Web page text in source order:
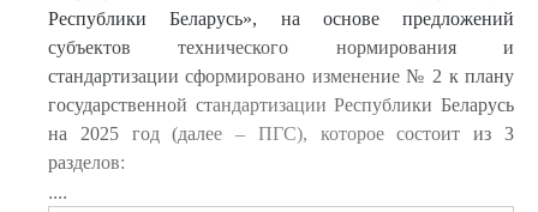
Республики Беларусь», на основе предложений
субъектов технического нормирования и
стандартизации сформировано изменение № 2 к плану
государственной стандартизации Республики Беларусь
на 2025 год (далее – ПГС), которое состоит из 3
разделов:
....